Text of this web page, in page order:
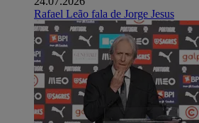
Rafael Leão fala de Jorge Jesus